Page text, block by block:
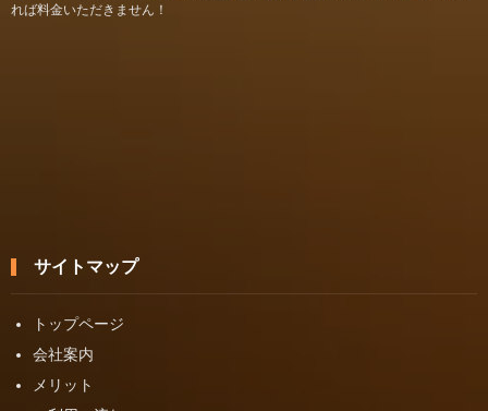
れば料金いただきません！
サイトマップ
トップページ
会社案内
メリット